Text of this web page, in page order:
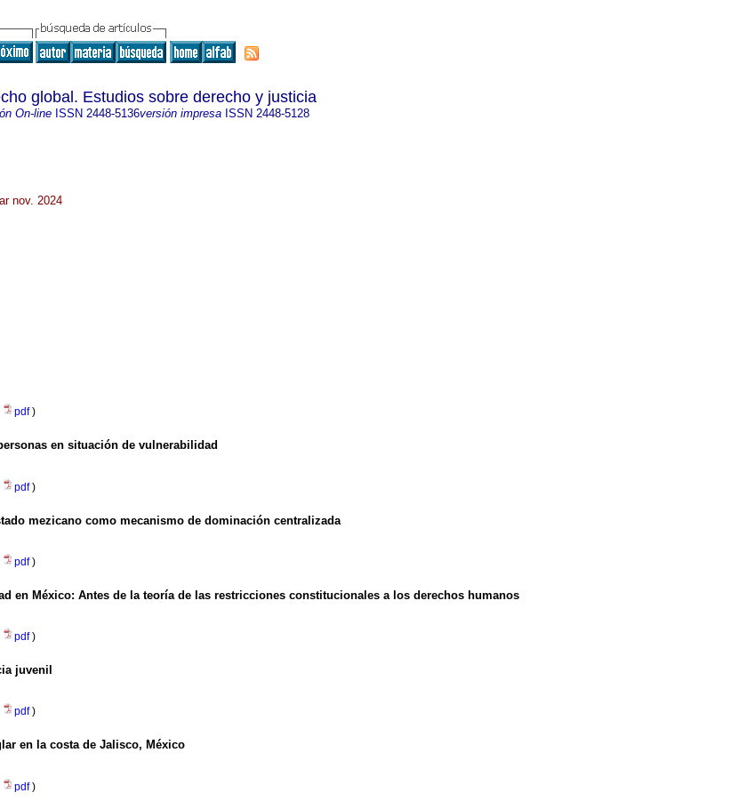
global. Estudios sobre derecho y justicia
On-lineISSN 2448-5136versión impresaISSN 2448-5128
nov. 2024
pdf)
en situación de vulnerabilidad
pdf)
mezicano como mecanismo de dominación centralizada
pdf)
en México: Antes de la teoría de las restricciones constitucionales a los derechos humanos
pdf)
juvenil
pdf)
en la costa de Jalisco, México
pdf)